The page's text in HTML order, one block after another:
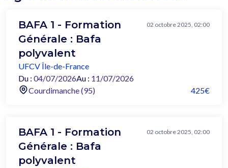
BAFA 1 - Formation
Générale : Bafa
polyvalent
02 octobre 2025, 02:00
UFCV Île-de-France
Du : 04/07/2026Au : 11/07/2026
Courdimanche (95)
425€
BAFA 1 - Formation
Générale : Bafa
polyvalent
02 octobre 2025, 02:00